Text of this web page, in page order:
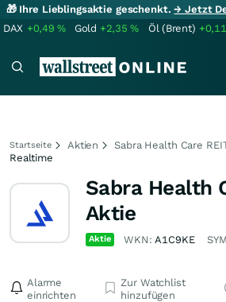
🎁 Ihre Lieblingsaktie geschenkt.→ Jetzt
DAX +0,49% Gold +2,35% Öl (Brent)
Startseite Aktien
Sabra Health Care
Realtime
Sabra Health
Aktie
Aktie WKN:A1C9KE
Alarme
einrichten
Zur Watchlist
hinzufügen